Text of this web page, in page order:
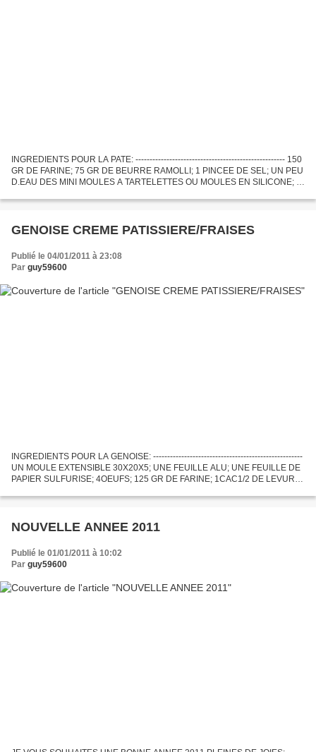
INGREDIENTS POUR LA PATE: ----------------------------------------------------- 150
GR DE FARINE; 75 GR DE BEURRE RAMOLLI; 1 PINCEE DE SEL; UN PEU
D.EAU DES MINI MOULES A TARTELETTES OU MOULES EN SILICONE; 1
GENOISE CREME PATISSIERE/FRAISES
Publié le 04/01/2011 à 23:08
Par guy59600
INGREDIENTS POUR LA GENOISE: -----------------------------------------------------
UN MOULE EXTENSIBLE 30X20X5; UNE FEUILLE ALU; UNE FEUILLE DE
PAPIER SULFURISE; 4OEUFS; 125 GR DE FARINE; 1CAC1/2 DE LEVURE
NOUVELLE ANNEE 2011
Publié le 01/01/2011 à 10:02
Par guy59600